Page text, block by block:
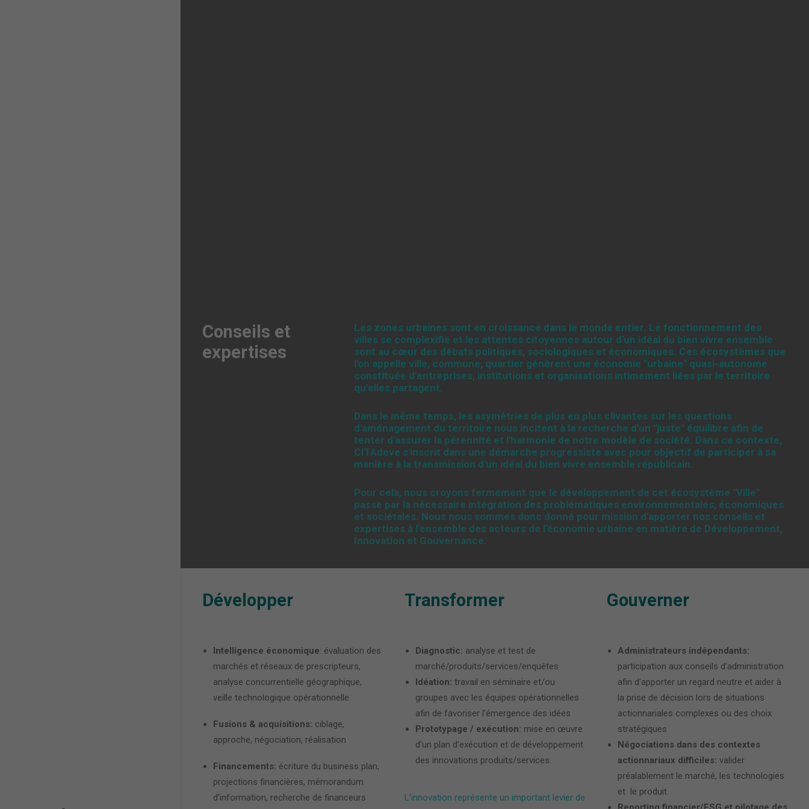
Conseils et
expertises
Les zones urbaines sont en croissance dans le monde entier. Le fonctionnement des
villes se complexifie et les attentes citoyennes autour d'un idéal du bien vivre ensemble
sont au cœur des débats politiques, sociologiques et économiques. Ces écosystèmes que
l'on appelle ville, commune, quartier génèrent une économie "urbaine" quasi-autonome
constituée d'entreprises, institutions et organisations intimement liées par le territoire
qu'elles partagent.
Dans le même temps, les asymétries de plus en plus clivantes sur les questions
d'aménagement du territoire nous incitent à la recherche d'un "juste" équilibre afin de
tenter d'assurer la pérennité et l'harmonie de notre modèle de société. Dans ce contexte,
CITAdeve s'inscrit dans une démarche progressiste avec pour objectif de participer à sa
manière à la transmission d'un idéal du bien vivre ensemble républicain.
Pour cela, nous croyons fermement que le développement de cet écosystème "Ville"
passe par la nécessaire intégration des problématiques environnementales, économiques
et sociétales. Nous nous sommes donc donné pour mission d'apporter nos conseils et
expertises à l'ensemble des acteurs de l'économie urbaine en matière de Développement,
Innovation et Gouvernance.
Développer
Intelligence économique: évaluation des
marchés et réseaux de prescripteurs,
analyse concurrentielle géographique,
veille technologique opérationnelle
Fusions & acquisitions: ciblage,
approche, négociation, réalisation
Financements: écriture du business plan,
projections financières, mémorandum
d’information, recherche de financeurs
Transformer
Diagnostic: analyse et test de
marché/produits/services/enquêtes
Idéation: travail en séminaire et/ou
groupes avec les équipes opérationnelles
afin de favoriser l’émergence des idées
Prototypage / exécution: mise en œuvre
d’un plan d’exécution et de développement
des innovations produits/services.
L’innovation représente un important levier de
Gouverner
Administrateurs indépendants:
participation aux conseils d’administration
afin d’apporter un regard neutre et aider à
la prise de décision lors de situations
actionnariales complexes ou des choix
stratégiques
Négociations dans des contextes
actionnariaux difficiles: valider
préalablement le marché, les technologies
et le produit